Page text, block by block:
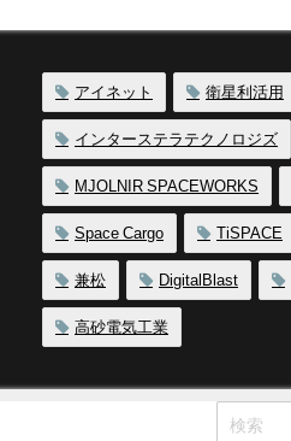
アイネット 衛星利活用
インターステラテクノロジズ
MJOLNIR SPACEWORKS
Space Cargo TiSPACE
兼松 DigitalBlast
高砂電気工業